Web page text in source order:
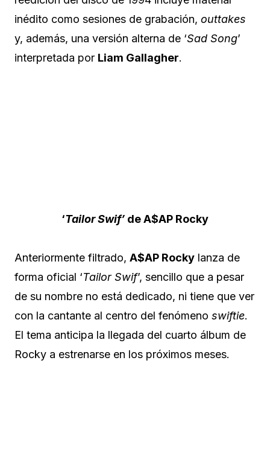
inédito como sesiones de grabación, outtakes
y, además, una versión alterna de ‘Sad Song’
interpretada por Liam Gallagher.
‘Tailor Swif’ de A$AP Rocky
Anteriormente filtrado, A$AP Rocky lanza de
forma oficial ‘Tailor Swif’, sencillo que a pesar
de su nombre no está dedicado, ni tiene que ver
con la cantante al centro del fenómeno swiftie.
El tema anticipa la llegada del cuarto álbum de
Rocky a estrenarse en los próximos meses.